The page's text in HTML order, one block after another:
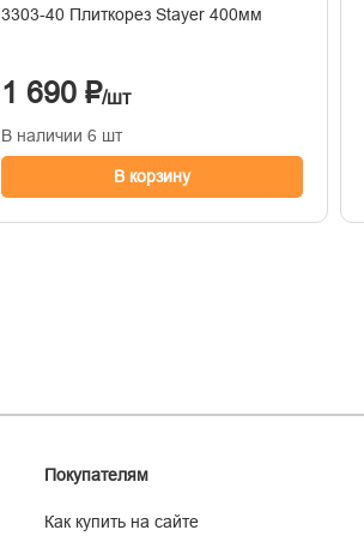
3303-40 Плиткорез Stayer 400мм
1 690 ₽/шт
В наличии 6 шт
В корзину
Покупателям
Как купить на сайте